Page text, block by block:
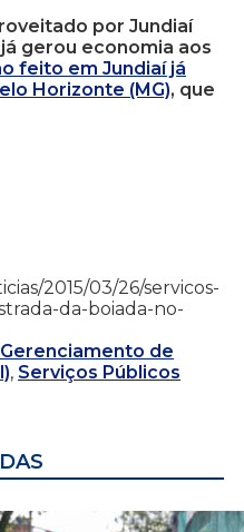
por Jundiaí
gerou economia aos
feito em Jundiaí já
Horizonte (MG), que
2015/03/26/servicos-
da-boiada-no-
de
, Serviços Públicos